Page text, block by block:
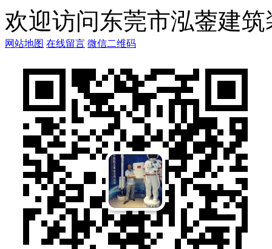
欢迎访问东莞市泓蓥建
网站地图 在线留言 微信二维码